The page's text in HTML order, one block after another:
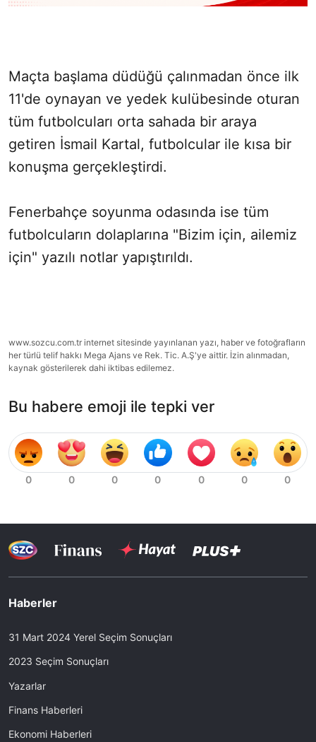
Maçta başlama düdüğü çalınmadan önce ilk
11'de oynayan ve yedek kulübesinde oturan
tüm futbolcuları orta sahada bir araya
getiren İsmail Kartal, futbolcular ile kısa bir
konuşma gerçekleştirdi.
Fenerbahçe soyunma odasında ise tüm
futbolcuların dolaplarına "Bizim için, ailemiz
için" yazılı notlar yapıştırıldı.
www.sozcu.com.tr internet sitesinde yayınlanan yazı, haber ve fotoğrafların
her türlü telif hakkı Mega Ajans ve Rek. Tic. A.Ş'ye aittir. İzin alınmadan,
kaynak gösterilerek dahi iktibas edilemez.
Bu habere emoji ile tepki ver
Haberler
31 Mart 2024 Yerel Seçim Sonuçları
2023 Seçim Sonuçları
Yazarlar
Finans Haberleri
Ekonomi Haberleri